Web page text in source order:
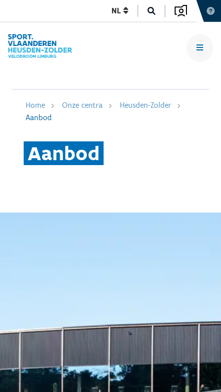
NL
Home Onze centra
Heusden-Zolder
Aanbod
Aanbod